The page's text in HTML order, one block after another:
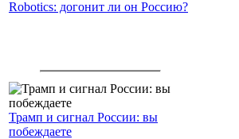
Robotics: догонит ли он Россию?
Трамп и сигнал России: вы
побеждаете